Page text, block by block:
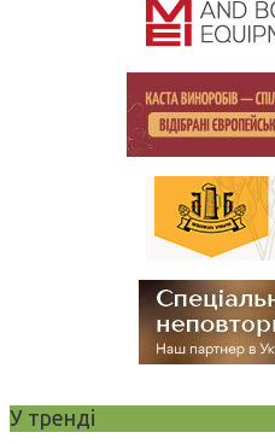
У тренді